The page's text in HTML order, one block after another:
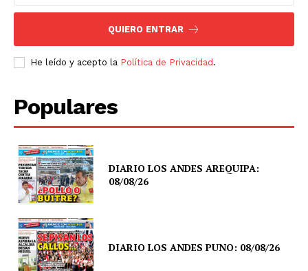
QUIERO ENTRAR
He leído y acepto la Política de Privacidad .
Populares
DIARIO LOS ANDES AREQUIPA:
08/08/26
DIARIO LOS ANDES PUNO: 08/08/26